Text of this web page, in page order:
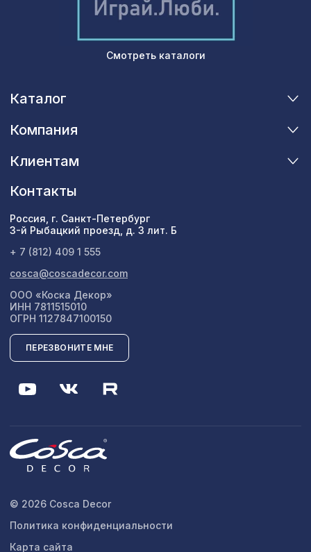
Смотреть каталоги
Каталог
Компания
Клиентам
Контакты
Россия, г. Санкт-Петербург
3-й Рыбацкий проезд, д. 3 лит. Б
+ 7 (812) 409 1 555
cosca@coscadecor.com
ООО «Коска Декор»
ИНН 7811515010
ОГРН 1127847100150
ПЕРЕЗВОНИТЕ МНЕ
© 2026 Cosca Decor
Политика конфиденциальности
Карта сайта